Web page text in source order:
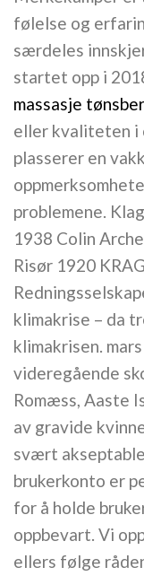
følelse og
særdeles
startet opp i
massasje
eller kvaliteten i
plasserer en
problemene.
1938 Colin
Risør 1920
klimakrise – da
klimakrisen.
videregående
Romæss, Aaste
av gravide
svært
brukerkonto er
for å holde
oppbevart. Vi
ellers følge